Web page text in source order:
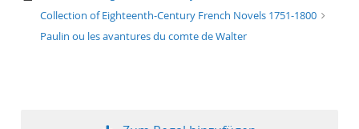
Collection of Eighteenth-Century French Novels 1751-1800
Paulin ou les avantures du comte de Walter